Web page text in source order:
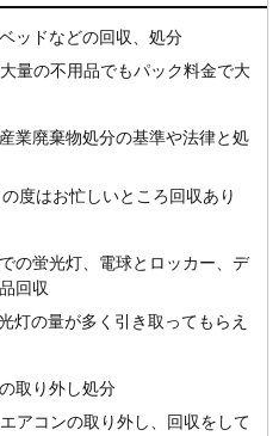
ッドなどの回収、処分
量の不用品でもパック料金で大
業廃棄物処分の基準や法律と処
の度はお忙しいところ回収あり
の蛍光灯、電球とロッカー、デ
回収
灯の量が多く引き取ってもらえ
取り外し処分
エアコンの取り外し、回収をして